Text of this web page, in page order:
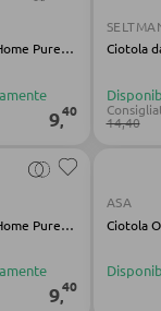
a ribalta
per scarpe
PER
Ciotola da salsa Sento Home Pure Lines porcellana gialla
9,40
14,40
Ciotola da salsa Sento Home Pure Colors, porcellana marrone
9,40
ASA